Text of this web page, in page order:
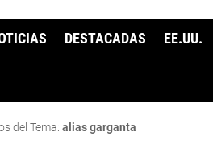
DESTACADAS EE.UU.
del Tema:alias garganta